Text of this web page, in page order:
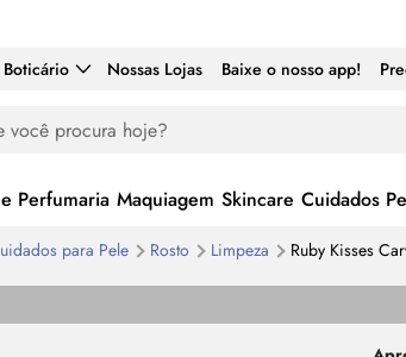
Nossas Lojas Baixe o nosso app!
Perfumaria Maquiagem Skincare Cuidados
para Pele Rosto Limpeza
Ruby Kisses